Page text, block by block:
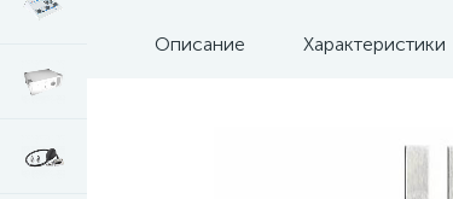
Описание Характеристики